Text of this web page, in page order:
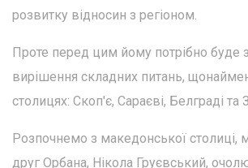
розвитку відносин з регіоном.
Проте перед цим йому потрібно буде
вирішення складних питань,
столицях: Скоп'є, Сараєві, Белграді та
Розпочнемо з македонської столиці,
друг Орбана, Нікола Груєвський,